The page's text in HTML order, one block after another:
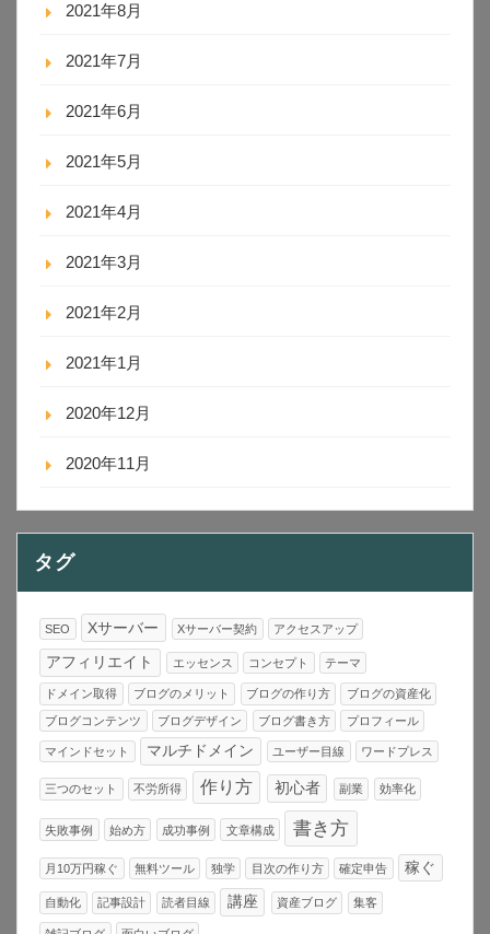
2021年8月
2021年7月
2021年6月
2021年5月
2021年4月
2021年3月
2021年2月
2021年1月
2020年12月
2020年11月
タグ
SEO Xサーバー Xサーバー契約 アクセスアップ
アフィリエイト エッセンス コンセプト テーマ
ドメイン取得 ブログのメリット ブログの作り方 ブログの資産化
ブログコンテンツ ブログデザイン ブログ書き方 プロフィール
マインドセット マルチドメイン ユーザー目線 ワードプレス
三つのセット 不労所得 作り方 初心者 副業 効率化
失敗事例 始め方 成功事例 文章構成 書き方
月10万円稼ぐ 無料ツール 独学 目次の作り方 確定申告 稼ぐ
自動化 記事設計 読者目線 講座 資産ブログ 集客